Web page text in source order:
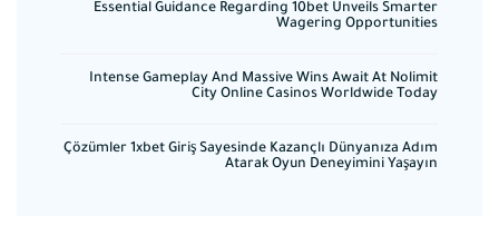
Essential Guidance Regarding 10bet Unveils Smarter
Wagering Opportunities
Intense Gameplay And Massive Wins Await At Nolimit
City Online Casinos Worldwide Today
Çözümler 1xbet Giriş Sayesinde Kazançlı Dünyanıza Adım
Atarak Oyun Deneyimini Yaşayın